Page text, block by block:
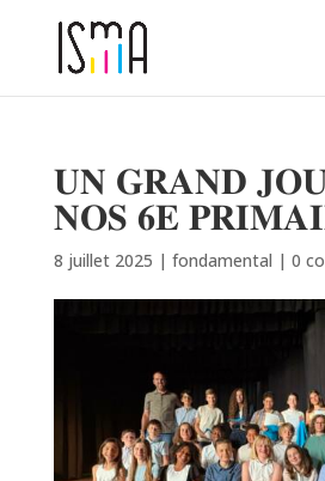
𝐔𝐍 𝐆𝐑𝐀𝐍𝐃
𝐍𝐎𝐒 𝟔𝐄
8 juillet 2025 | fondamental | 0